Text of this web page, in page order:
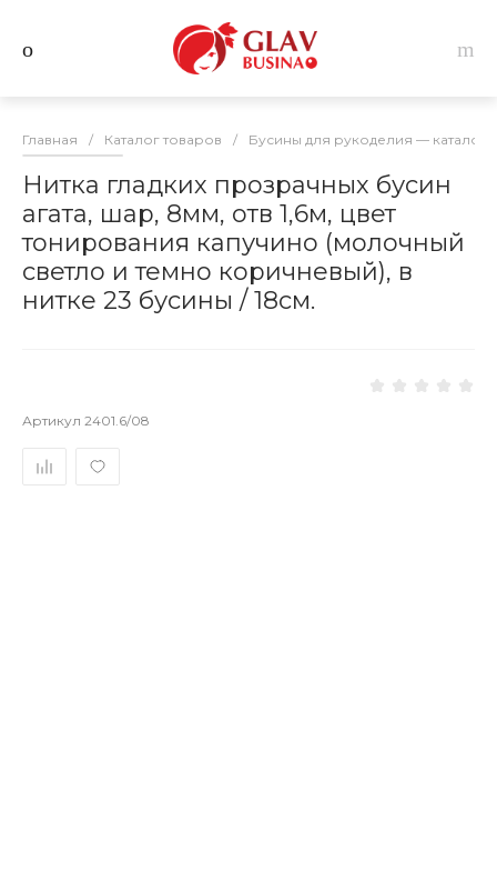
Главная / Каталог товаров / Бусины для рукоделия — каталог
Нитка гладких прозрачных бусин
агата, шар, 8мм, отв 1,6м, цвет
тонирования капучино (молочный
светло и темно коричневый), в
нитке 23 бусины / 18см.
Артикул 2401.6/08